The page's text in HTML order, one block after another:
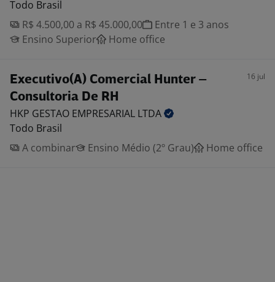
Todo Brasil
R$ 4.500,00 a R$ 45.000,00
Entre 1 e 3 anos
Ensino Superior
Home office
Executivo(A) Comercial Hunter –
Consultoria De RH
16 jul
HKP GESTAO EMPRESARIAL LTDA
Todo Brasil
A combinar
Ensino Médio (2º Grau) Home office